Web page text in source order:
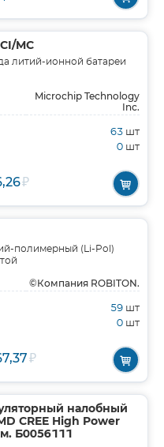
MC
литий-ионной батареи
Microchip Technology
Inc.
63 шт
0 шт
₽
полимерный (Li-Pol)
©Компания ROBITON.
59 шт
0 шт
₽
налобный
CREE High Power
Б0056111